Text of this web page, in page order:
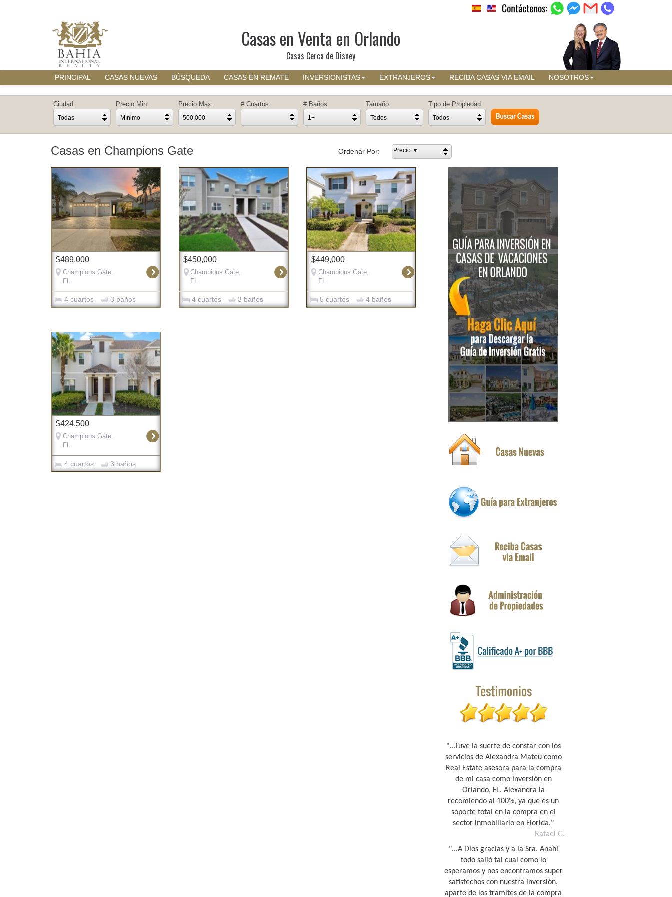
Casas en Venta en Orlando
Casas Cerca de Disney
PRINCIPAL CASAS NUEVAS BÚSQUEDA CASAS EN REMATE INVERSIONISTAS EXTRANJEROS RECIBA CASAS VIA EMAIL NOSOTROS
Ciudad
Todas
Precio Min.
Mínimo
Precio Max.
500,000
# Cuartos # Baños
1+
Tamaño
Todos
Tipo de Propiedad
Todos
Casas en Champions Gate Ordenar Por: Precio ▼
$489,000
Champions Gate,
FL
4 cuartos 3 baños
$450,000
Champions Gate,
FL
4 cuartos 3 baños
$449,000
Champions Gate,
FL
5 cuartos 4 baños
$424,500
Champions Gate,
FL
4 cuartos 3 baños
"...Tuve la suerte de constar con los
servicios de Alexandra Mateu como
Real Estate asesora para la compra
de mi casa como inversión en
Orlando, FL. Alexandra la
recomiendo al 100%, ya que es un
soporte total en la compra en el
sector inmobiliario en Florida."
Rafael G.
"...A Dios gracias y a la Sra. Anahi
todo salió tal cual como lo
esperamos y nos encontramos super
satisfechos con nuestra inversión,
aparte de los tramites de la compra